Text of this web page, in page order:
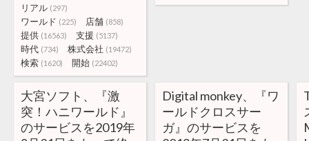
リアル (297)
ワールド (225) 店舗 (858)
提供 (16563) 支援 (5137)
時代 (734) 株式会社 (19472)
検索 (1620) 開始 (22402)
大宮ソフト、『激
突！ハニワールド』
のサービスを2019年
Digital monkey、『ワ
ールドクロスサー
ガ』のサービスを